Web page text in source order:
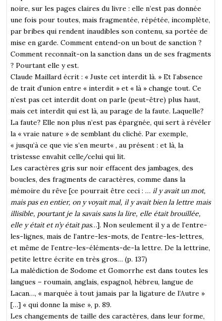
noire, sur les pages claires du livre : elle n’est pas donnée
une fois pour toutes, mais fragmentée, répétée, incomplète,
par bribes qui rendent inaudibles son contenu, sa portée de
mise en garde. Comment entend-on un bout de sanction ?
Comment reconnaît-on la sanction dans un de ses fragments
? Pourtant elle y est.
Claude Maillard écrit : « Juste cet interdit là. » Et l’absence
de trait d’union entre « interdit » et « là » change tout. Ce
n’est pas cet interdit dont on parle (peut-être) plus haut,
mais cet interdit qui est là, au parage de la faute. Laquelle?
La faute? Elle non plus n’est pas épargnée, qui sert à révéler
la « vraie nature » de semblant du cliché. Par exemple,
« jusqu’à ce que vie s’en meurt« , au présent : et là, la
tristesse envahit celle/celui qui lit.
Les caractères gris sur noir effacent des jambages, des
boucles, des fragments de caractères, comme dans la
mémoire du rêve [ce pourrait être ceci : … il y avait un mot,
mais pas en entier, on y voyait mal, il y avait bien la lettre mais
illisible, pourtant je la savais sans la lire, elle était brouillée,
elle y était et n’y était pas…]. Non seulement il y a de l’entre-
les-lignes, mais de l’antre-les-mots, de l’entre-les-lettres,
et même de l’entre-les-éléments-de-la lettre. De la lettrine,
petite lettre écrite en très gros… (p. 137)
La malédiction de Sodome et Gomorrhe est dans toutes les
langues – roumain, anglais, espagnol, hébreu, langue de
Lacan…, « marquée à tout jamais par la ligature de l’Autre »
[…] « qui donne la mise », p. 89.
Les changements de taille des caractères, dans leur forme,